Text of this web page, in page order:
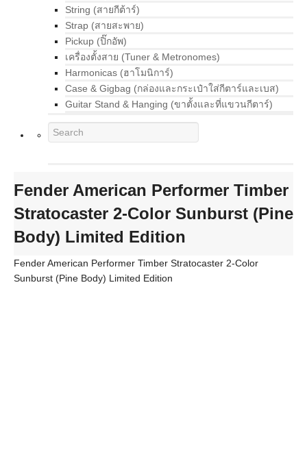
String (สายกีต้าร์)
Strap (สายสะพาย)
Pickup (ปิ๊กอัพ)
เครื่องตั้งสาย (Tuner & Metronomes)
Harmonicas (ฮาโมนิการ์)
Case & Gigbag (กล่องและกระเป๋าใส่กีตาร์และเบส)
Guitar Stand & Hanging (ขาตั้งและที่แขวนกีตาร์)
Fender American Performer Timber
Stratocaster 2-Color Sunburst (Pine
Body) Limited Edition
Fender American Performer Timber Stratocaster 2-Color
Sunburst (Pine Body) Limited Edition